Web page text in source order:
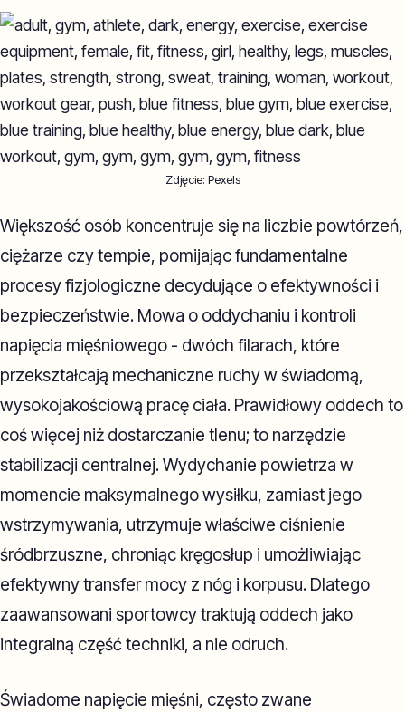
Zdjęcie: Pexels
Większość osób koncentruje się na liczbie powtórzeń,
ciężarze czy tempie, pomijając fundamentalne
procesy fizjologiczne decydujące o efektywności i
bezpieczeństwie. Mowa o oddychaniu i kontroli
napięcia mięśniowego - dwóch filarach, które
przekształcają mechaniczne ruchy w świadomą,
wysokojakościową pracę ciała. Prawidłowy oddech to
coś więcej niż dostarczanie tlenu; to narzędzie
stabilizacji centralnej. Wydychanie powietrza w
momencie maksymalnego wysiłku, zamiast jego
wstrzymywania, utrzymuje właściwe ciśnienie
śródbrzuszne, chroniąc kręgosłup i umożliwiając
efektywny transfer mocy z nóg i korpusu. Dlatego
zaawansowani sportowcy traktują oddech jako
integralną część techniki, a nie odruch.
Świadome napięcie mięśni, często zwane